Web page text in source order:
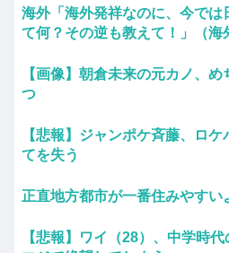
海外「海外発祥なのに、今では
て何？その逆も教えて！」（海
【画像】朝倉未来の元カノ、
つ
【悲報】ジャンポケ斉藤、ロ
てを失う
正直地方都市が一番住みやすい
【悲報】ワイ（28）、中学時